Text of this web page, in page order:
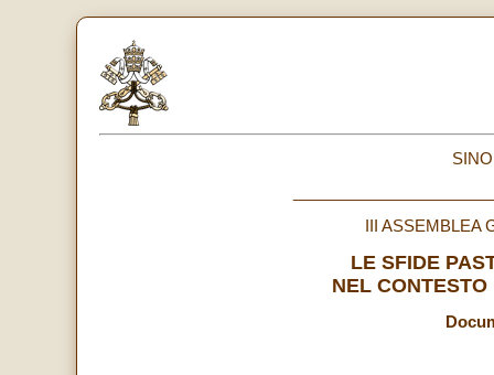
III ASSEMBLEA
LE SFIDE
NEL CONTESTO